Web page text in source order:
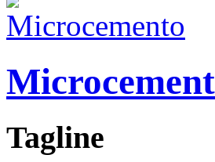
Tagline